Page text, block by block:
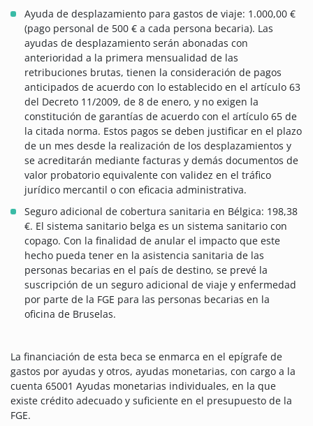
Ayuda de desplazamiento para gastos de viaje: 1.000,00 €
(pago personal de 500 € a cada persona becaria). Las
ayudas de desplazamiento serán abonadas con
anterioridad a la primera mensualidad de las
retribuciones brutas, tienen la consideración de pagos
anticipados de acuerdo con lo establecido en el artículo 63
del Decreto 11/2009, de 8 de enero, y no exigen la
constitución de garantías de acuerdo con el artículo 65 de
la citada norma. Estos pagos se deben justificar en el plazo
de un mes desde la realización de los desplazamientos y
se acreditarán mediante facturas y demás documentos de
valor probatorio equivalente con validez en el tráfico
jurídico mercantil o con eficacia administrativa.
Seguro adicional de cobertura sanitaria en Bélgica: 198,38
€. El sistema sanitario belga es un sistema sanitario con
copago. Con la finalidad de anular el impacto que este
hecho pueda tener en la asistencia sanitaria de las
personas becarias en el país de destino, se prevé la
suscripción de un seguro adicional de viaje y enfermedad
por parte de la FGE para las personas becarias en la
oficina de Bruselas.
La financiación de esta beca se enmarca en el epígrafe de
gastos por ayudas y otros, ayudas monetarias, con cargo a la
cuenta 65001 Ayudas monetarias individuales, en la que
existe crédito adecuado y suficiente en el presupuesto de la
FGE.